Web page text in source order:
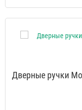
Дверные ручки